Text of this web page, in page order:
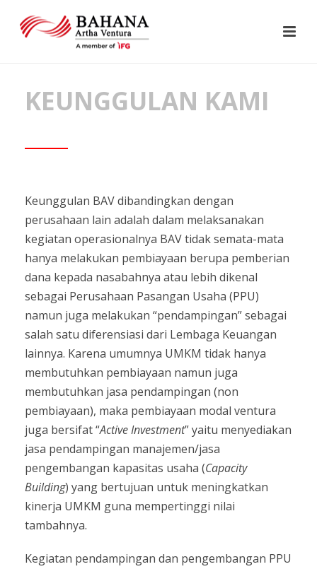
KEUNGGULAN KAMI
Keunggulan BAV dibandingkan dengan
perusahaan lain adalah dalam melaksanakan
kegiatan operasionalnya BAV tidak semata-mata
hanya melakukan pembiayaan berupa pemberian
dana kepada nasabahnya atau lebih dikenal
sebagai Perusahaan Pasangan Usaha (PPU)
namun juga melakukan “pendampingan” sebagai
salah satu diferensiasi dari Lembaga Keuangan
lainnya. Karena umumnya UMKM tidak hanya
membutuhkan pembiayaan namun juga
membutuhkan jasa pendampingan (non
pembiayaan), maka pembiayaan modal ventura
juga bersifat “Active Investment” yaitu menyediakan
jasa pendampingan manajemen/jasa
pengembangan kapasitas usaha (Capacity
Building) yang bertujuan untuk meningkatkan
kinerja UMKM guna mempertinggi nilai
tambahnya.
Kegiatan pendampingan dan pengembangan PPU